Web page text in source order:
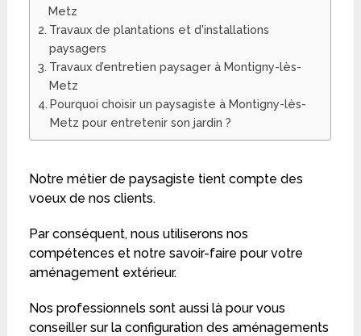
Metz
Travaux de plantations et d'installations
paysagers
Travaux d’entretien paysager à Montigny-lès-
Metz
Pourquoi choisir un paysagiste à Montigny-lès-
Metz pour entretenir son jardin ?
Notre métier de paysagiste tient compte des
voeux de nos clients.
Par conséquent, nous utiliserons nos
compétences et notre savoir-faire pour votre
aménagement extérieur.
Nos professionnels sont aussi là pour vous
conseiller sur la configuration des aménagements